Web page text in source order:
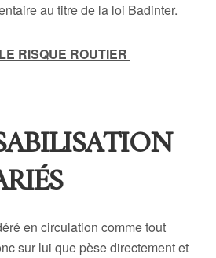
au titre de la loi Badinter.
RISQUE ROUTIER
en circulation comme tout
sur lui que pèse directement et